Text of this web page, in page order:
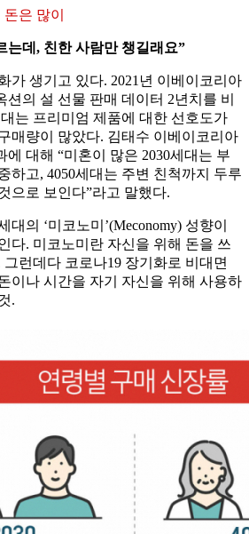
은 많이
는데, 친한 사람만 챙길래요”
가 생기고 있다. 2021년 이베이코리아
의 설 선물 판매 데이터 2년치를 비
는 프리미엄 제품에 대한 선호도가
매량이 많았다. 김태수 이베이코리아
에 대해 “미혼이 많은 2030세대는 부
하고, 4050세대는 주변 친척까지 두루
으로 보인다”라고 말했다.
의 ‘미코노미’(Meconomy) 성향이
다. 미코노미란 자신을 위해 돈을 쓰
런데다 코로나19 장기화로 비대면
이나 시간을 자기 자신을 위해 사용하
.